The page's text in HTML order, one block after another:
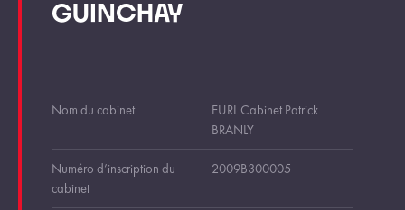
GUINCHAY
Nom du cabinet
EURL Cabinet Patrick
BRANLY
Numéro d’inscription du
cabinet
2009B300005